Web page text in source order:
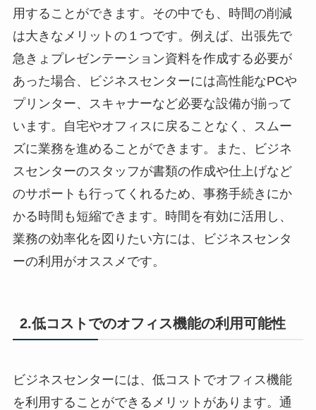
用することができます。その中でも、時間の削減
は大きなメリットの１つです。例えば、出張先で
急きょプレゼンテーション資料を作成する必要が
あった場合、ビジネスセンターには高性能なPCや
プリンター、スキャナーなど必要な設備が揃って
います。自宅やオフィスに戻ることなく、スムー
ズに業務を進めることができます。また、ビジネ
スセンターのスタッフが書類の作成や仕上げなど
のサポートも行ってくれるため、事務手続きにか
かる時間も短縮できます。時間を有効に活用し、
業務の効率化を図りたい方には、ビジネスセンタ
ーの利用がオススメです。
2.低コストでのオフィス機能の利用可能性
ビジネスセンターには、低コストでオフィス機能
を利用することができるメリットがあります。通